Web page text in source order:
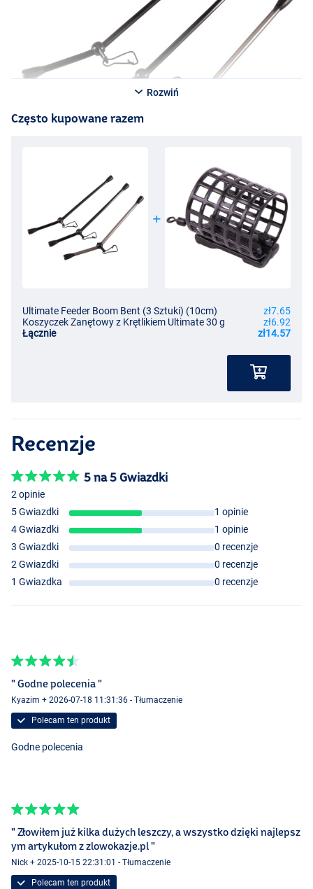
Rozwiń
Często kupowane razem
Ultimate Feeder Boom Bent (3 Sztuki) (10cm)
zł7.65
Koszyczek Zanętowy z Krętlikiem Ultimate 30 g
zł6.92
Łącznie
zł14.57
Recenzje
5 na 5 Gwiazdki
2 opinie
5 Gwiazdki
1 opinie
4 Gwiazdki
1 opinie
3 Gwiazdki
0 recenzje
2 Gwiazdki
0 recenzje
1 Gwiazdka
0 recenzje
" Godne polecenia "
Kyazim + 2026-07-18 11:31:36 - Tłumaczenie
Polecam ten produkt
Godne polecenia
" Złowiłem już kilka dużych leszczy, a wszystko dzięki najlepsz
ym artykułom z zlowokazje.pl "
Nick + 2025-10-15 22:31:01 - Tłumaczenie
Polecam ten produkt